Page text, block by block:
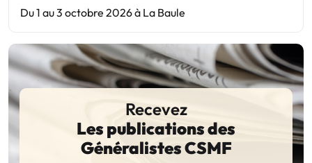
Du 1 au 3 octobre 2026 à La Baule
Recevez
Les publications des
Généralistes CSMF